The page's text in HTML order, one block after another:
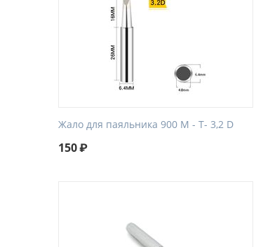
Жало для паяльника 900 М - Т- 3,2 D
150₽